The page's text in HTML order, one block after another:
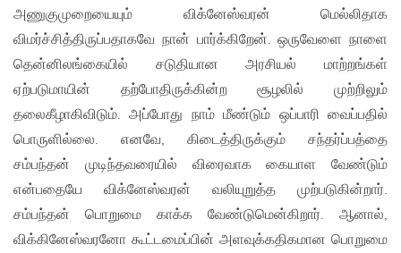
அணுகுமுறையையும் விக்னேஸ்வரன் மெல்லிதாக
விமர்ச்சித்திருப்பதாகவே நான் பார்க்கிறேன். ஒருவேளை நாளை
தென்னிலங்கையில் சடுதியான அரசியல் மாற்றங்கள்
ஏற்படுமாயின் தற்போதிருக்கின்ற சூழலில் முற்றிலும்
தலைகீழாகிவிடும். அப்போது நாம் மீண்டும் ஒப்பாரி வைப்பதில்
பொருளில்லை. எனவே, கிடைத்திருக்கும் சந்தர்ப்பத்தை
சம்பந்தன் முடிந்தவரையில் விரைவாக கையாள வேண்டும்
என்பதையே விக்னேஸ்வரன் வலியுறுத்த முற்படுகின்றார்.
சம்பந்தன் பொறுமை காக்க வேண்டுமென்கிறார். ஆனால்,
விக்கினேஸ்வரனோ கூட்டமைப்பின் அளவுக்கதிகமான பொறுமை